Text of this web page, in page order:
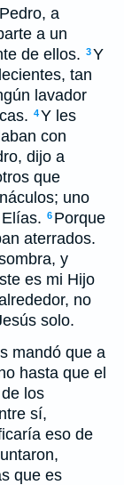
a
a un
de ellos. 3Y
tan
lavador
4Y les
con
dijo a
que
uno
6 Porque
aterrados.
y
es mi Hijo
no
solo.
mandó que a
hasta que el
los
sí,
eso de
que es